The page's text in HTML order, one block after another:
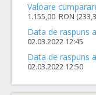
Valoare
1.155,00 RON
Data de raspuns
02.03.2022 12:45
Data de raspuns
02.03.2022 12:50